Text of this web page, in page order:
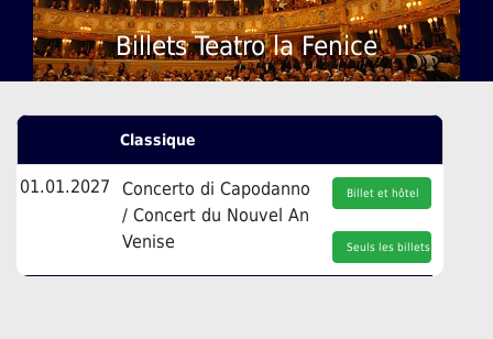
Billets Teatro la Fenice
Classique
01.01.2027
Concerto di Capodanno
/ Concert du Nouvel An
Venise
Billet et hôtel
Seuls les billets